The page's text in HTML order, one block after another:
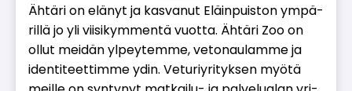
Äh­tä­ri on elä­nyt ja kas­va­nut Eläin­puis­ton ym­pä­
ril­lä jo yli vii­si­kym­men­tä vuot­ta. Äh­tä­ri Zoo on
ol­lut mei­dän yl­pey­tem­me, ve­to­nau­lam­me ja
iden­ti­teet­tim­me ydin. Ve­tu­riy­ri­tyk­sen myö­tä